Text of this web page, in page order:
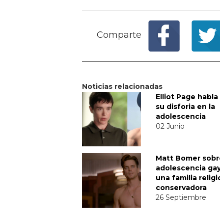
Comparte
Noticias relacionadas
Elliot Page
su disforia en la
adolescencia
02 Junio
Matt Bomer
adolescencia
una familia
conservadora
26 Septiembre